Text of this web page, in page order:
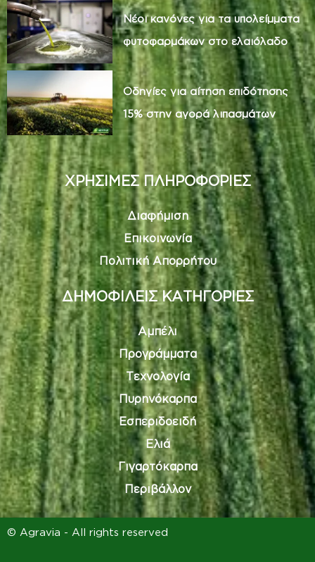
Νέοι κανόνες για τα υπολείμματα
φυτοφαρμάκων στο ελαιόλαδο
Οδηγίες για αίτηση επιδότησης
15% στην αγορά λιπασμάτων
ΧΡΗΣΙΜΕΣ ΠΛΗΡΟΦΟΡΙΕΣ
Διαφήμιση
Επικοινωνία
Πολιτική Απορρήτου
ΔΗΜΟΦΙΛΕΙΣ ΚΑΤΗΓΟΡΙΕΣ
Αμπέλι
Προγράμματα
Τεχνολογία
Πυρηνόκαρπα
Εσπεριδοειδή
Ελιά
Γιγαρτόκαρπα
Περιβάλλον
© Agravia - All rights reserved